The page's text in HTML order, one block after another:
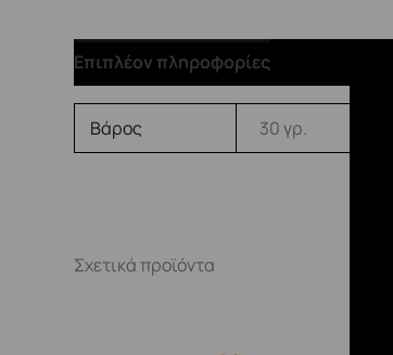
Επιπλέον πληροφορίες
Βάρος 30 γρ.
Σχετικά προϊόντα